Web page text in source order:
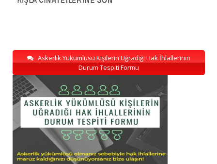
Askerlik Yükümlüsü Kişilerin Uğradığı Hak İhlallerinin
Durum Tespiti Formu